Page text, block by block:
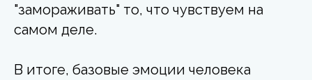
"замораживать" то, что чувствуем на
самом деле.
В итоге, базовые эмоции человека